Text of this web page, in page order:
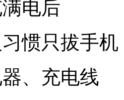
电后
惯只拔手机
、充电线